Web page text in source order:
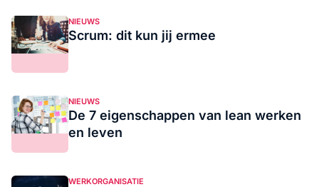
NIEUWS
Scrum: dit kun jij ermee
NIEUWS
De 7 eigenschappen van lean werken
en leven
WERKORGANISATIE